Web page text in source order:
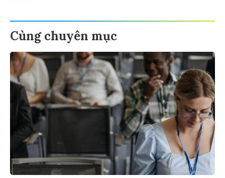
Cùng chuyên mục